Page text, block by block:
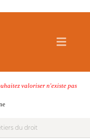
valoriser n'existe pas
du droit